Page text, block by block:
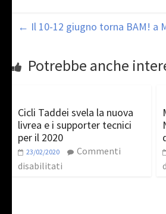
← Il 10-12 giugno torna BAM! a
Potrebbe anche
Cicli Taddei svela la nuova
livrea e i supporter tecnici
per il 2020
23/02/2020
Commenti
disabilitati